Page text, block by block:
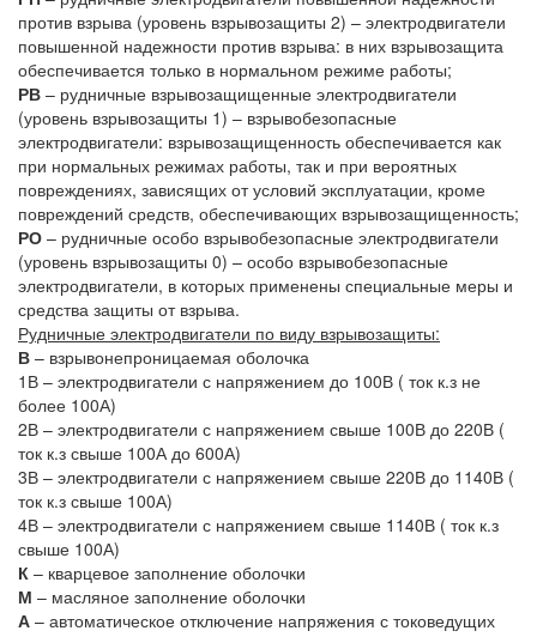
против взрыва (уровень взрывозащиты 2) – электродвигатели
повышенной надежности против взрыва: в них взрывозащита
обеспечивается только в нормальном режиме работы;
РВ – рудничные взрывозащищенные электродвигатели
(уровень взрывозащиты 1) – взрывобезопасные
электродвигатели: взрывозащищенность обеспечивается как
при нормальных режимах работы, так и при вероятных
повреждениях, зависящих от условий эксплуатации, кроме
повреждений средств, обеспечивающих взрывозащищенность;
РО – рудничные особо взрывобезопасные электродвигатели
(уровень взрывозащиты 0) – особо взрывобезопасные
электродвигатели, в которых применены специальные меры и
средства защиты от взрыва.
Рудничные электродвигатели по виду взрывозащиты:
В – взрывонепроницаемая оболочка
1В – электродвигатели с напряжением до 100В ( ток к.з не
более 100А)
2В – электродвигатели с напряжением свыше 100В до 220В (
ток к.з свыше 100А до 600А)
3В – электродвигатели с напряжением свыше 220В до 1140В (
ток к.з свыше 100А)
4В – электродвигатели с напряжением свыше 1140В ( ток к.з
свыше 100А)
К – кварцевое заполнение оболочки
М – масляное заполнение оболочки
А – автоматическое отключение напряжения с токоведущих